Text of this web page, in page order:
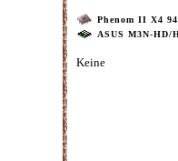
Phenom II X4
ASUS M3N-HD/
Keine